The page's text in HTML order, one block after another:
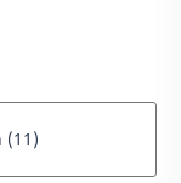
(11)